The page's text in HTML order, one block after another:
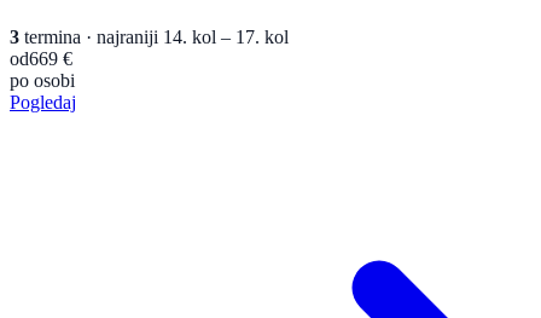
3 termina · najraniji 14. kol – 17. kol
od669 €
po osobi
Pogledaj